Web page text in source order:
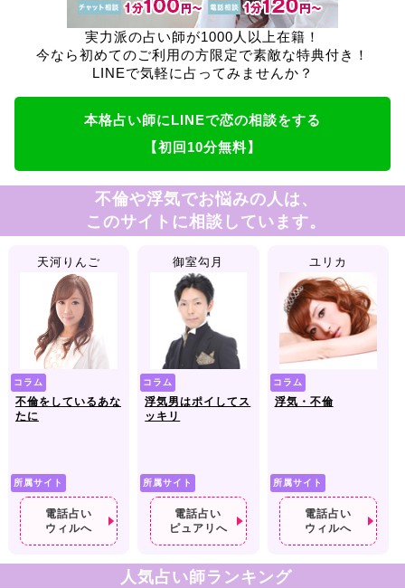
実力派の占い師が1000人以上在籍！
今なら初めてのご利用の方限定で素敵な特典付き！
LINEで気軽に占ってみませんか？
本格占い師にLINEで恋の相談をする
【初回10分無料】
不倫や浮気でお悩みの人は、
このサイトに相談しています。
天河りんご
コラム
不倫をしているあな
たに
所属サイト
電話占い
ウィルへ
御室勾月
コラム
浮気男はポイしてス
ッキリ
所属サイト
電話占い
ピュアリへ
ユリカ
コラム
浮気・不倫
所属サイト
電話占い
ウィルへ
人気占い師ランキング